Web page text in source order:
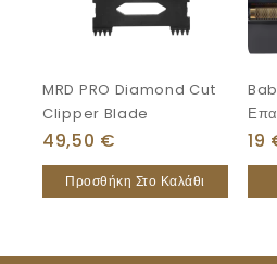
MRD PRO Diamond Cut
Clipper Blade
49,50 €
Προσθήκη Στο Καλάθι
Σετ
19